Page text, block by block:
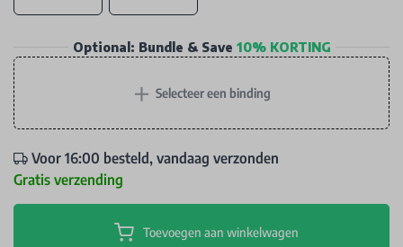
Optional: Bundle & Save 10% KORTING
+ Selecteer een binding
Voor 16:00 besteld, vandaag verzonden
Gratis verzending
Toevoegen aan winkelwagen